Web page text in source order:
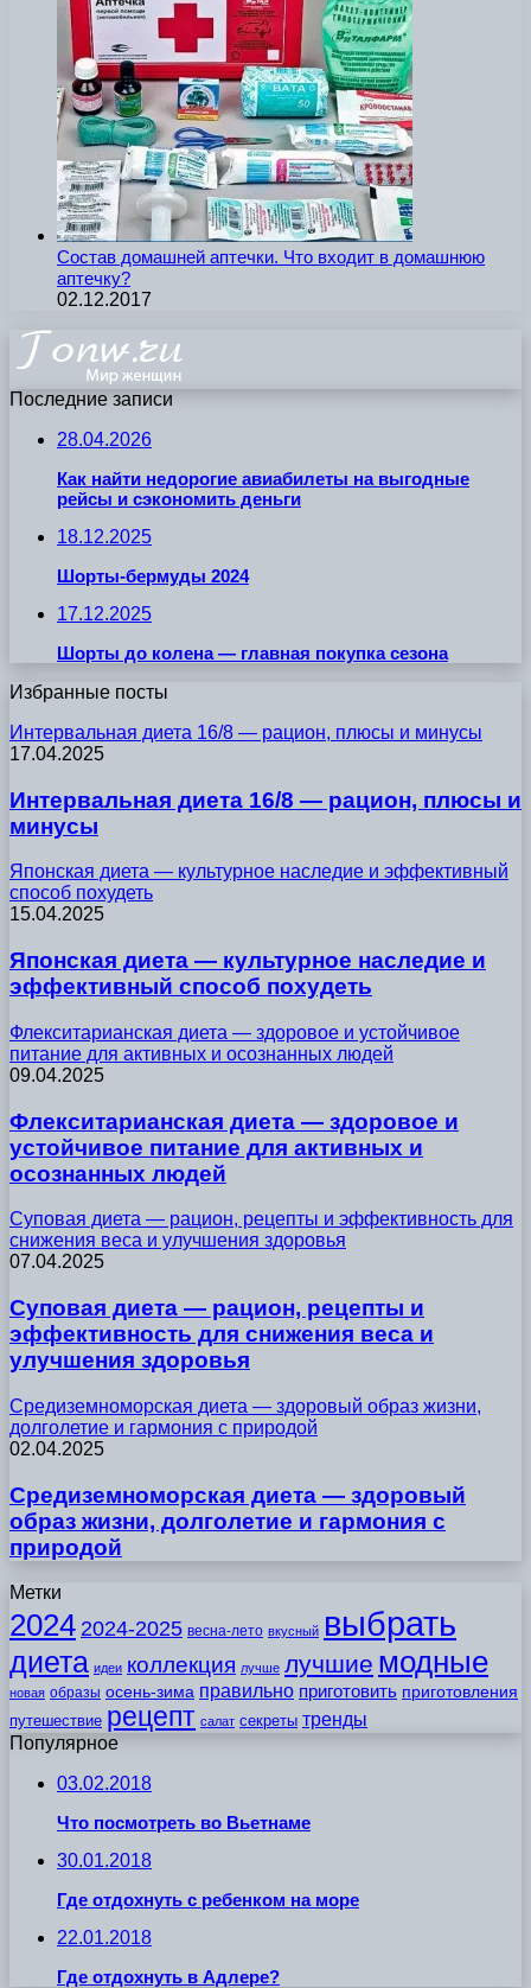
Состав домашней аптечки. Что входит в домашнюю
аптечку?
02.12.2017
Последние записи
28.04.2026
Как найти недорогие авиабилеты на выгодные
рейсы и сэкономить деньги
18.12.2025
Шорты-бермуды 2024
17.12.2025
Шорты до колена — главная покупка сезона
Избранные посты
Интервальная диета 16/8 — рацион, плюсы и минусы
17.04.2025
Интервальная диета 16/8 — рацион, плюсы и
минусы
Японская диета — культурное наследие и эффективный
способ похудеть
15.04.2025
Японская диета — культурное наследие и
эффективный способ похудеть
Флекситарианская диета — здоровое и устойчивое
питание для активных и осознанных людей
09.04.2025
Флекситарианская диета — здоровое и
устойчивое питание для активных и
осознанных людей
Суповая диета — рацион, рецепты и эффективность для
снижения веса и улучшения здоровья
07.04.2025
Суповая диета — рацион, рецепты и
эффективность для снижения веса и
улучшения здоровья
Средиземноморская диета — здоровый образ жизни,
долголетие и гармония с природой
02.04.2025
Средиземноморская диета — здоровый
образ жизни, долголетие и гармония с
природой
Метки
2024 2024-2025 весна-лето вкусный выбрать
диета идеи коллекция лучше лучшие модные
новая образы осень-зима правильно приготовить приготовления
путешествие рецепт салат секреты тренды
Популярное
03.02.2018
Что посмотреть во Вьетнаме
30.01.2018
Где отдохнуть с ребенком на море
22.01.2018
Где отдохнуть в Адлере?